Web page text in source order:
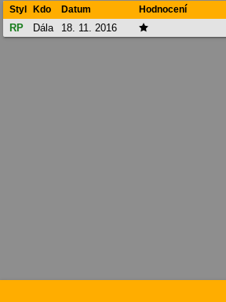
Styl Kdo Datum Hodnocení
RP Dála 18. 11. 2016 